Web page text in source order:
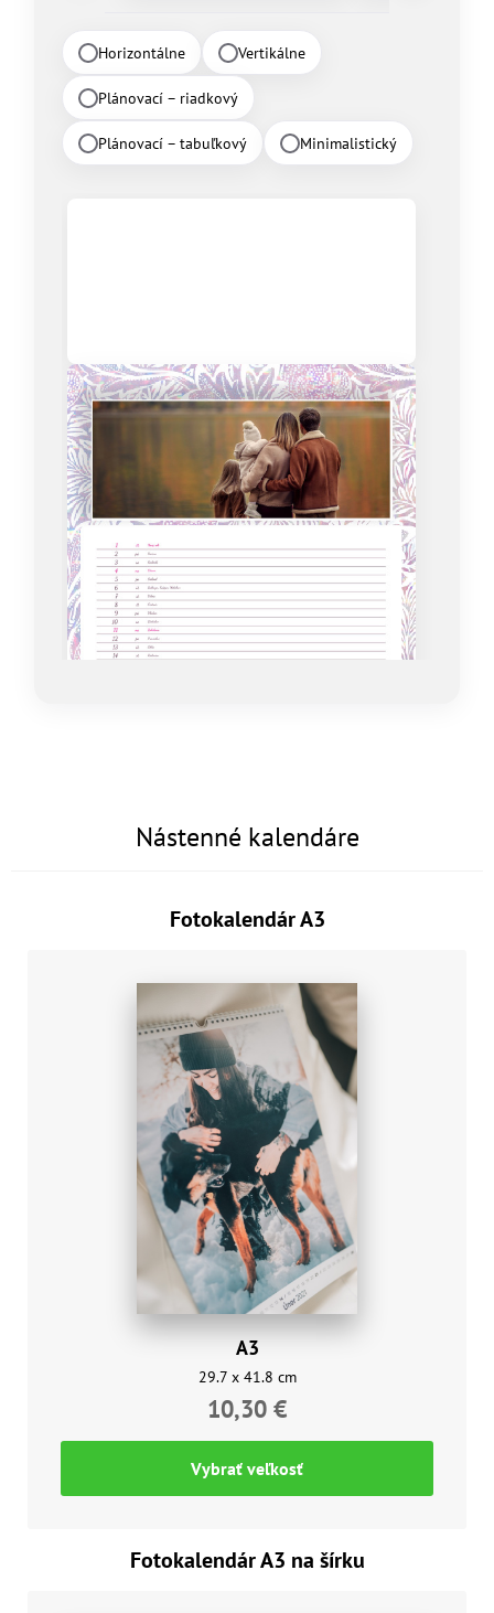
Horizontálne Vertikálne
Plánovací – riadkový
Plánovací – tabuľkový Minimalistický
Nástenné kalendáre
Fotokalendár A3
A3
29.7 x 41.8 cm
10,30 €
Vybrať veľkosť
Fotokalendár A3 na šírku